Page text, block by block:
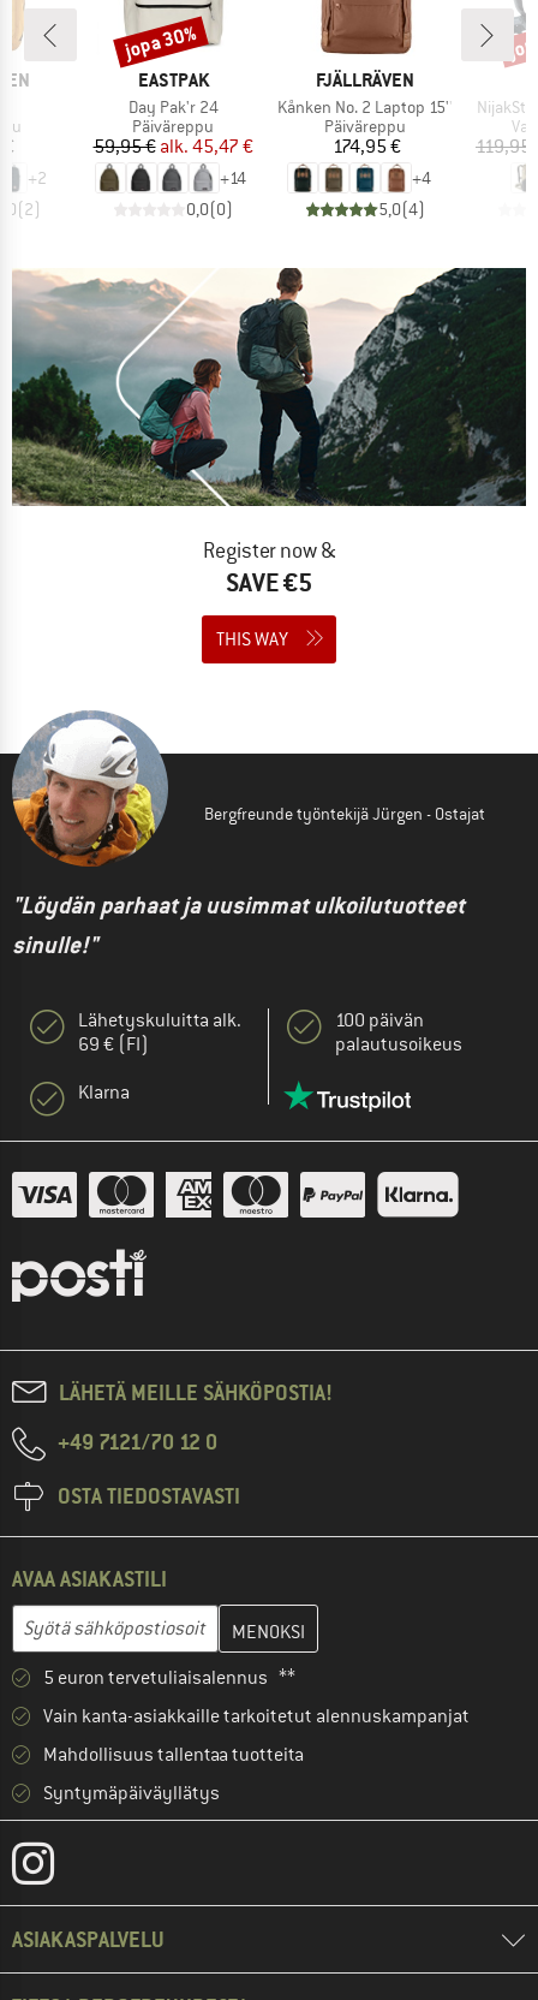
+2
(2)
MERKKI
EASTPAK
Tuote
Day Pak'r 24
Tuoteryhmä
Päiväreppu
Hinta
59,95 € Alennettu hinta
alk. 45,47 €
+14
0,0(0)
Alennus
jopa 30%
MERKKI
FJÄLLRÄVEN
Tuote
Kånken No. 2 Laptop 15''
Tuoteryhmä
Päiväreppu
Hinta
174,95 €
+4
5,0(4)
Tuote
NijakSt.
119,95
Register now &
SAVE €5
THIS WAY
Bergfreunde työntekijä Jürgen - Ostajat
"Löydän parhaat ja uusimmat ulkoilutuotteet
sinulle!"
Lähetyskuluitta alk.
69 € (FI)
Klarna
100 päivän
palautusoikeus
LÄHETÄ MEILLE SÄHKÖPOSTIA!
+49 7121/70 12 0
OSTA TIEDOSTAVASTI
AVAA ASIAKASTILI
Sähköpostiosoite
Anna sähköpostiosoitteesi ja luo seuraavassa vaiheessa
5 euron tervetuliaisalennus **
Vain kanta-asiakkaille tarkoitetut alennuskampanjat
Mahdollisuus tallentaa tuotteita
Syntymäpäiväyllätys
ASIAKASPALVELU